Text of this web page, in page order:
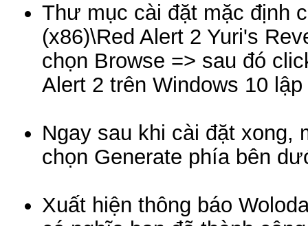
Thư mục cài đặt mặc định
(x86)\Red Alert 2 Yuri's
chọn Browse => sau đó
Alert 2 trên Windows 10
Ngay sau khi cài đặt xong,
chọn Generate phía bên
Xuất hiện thông báo